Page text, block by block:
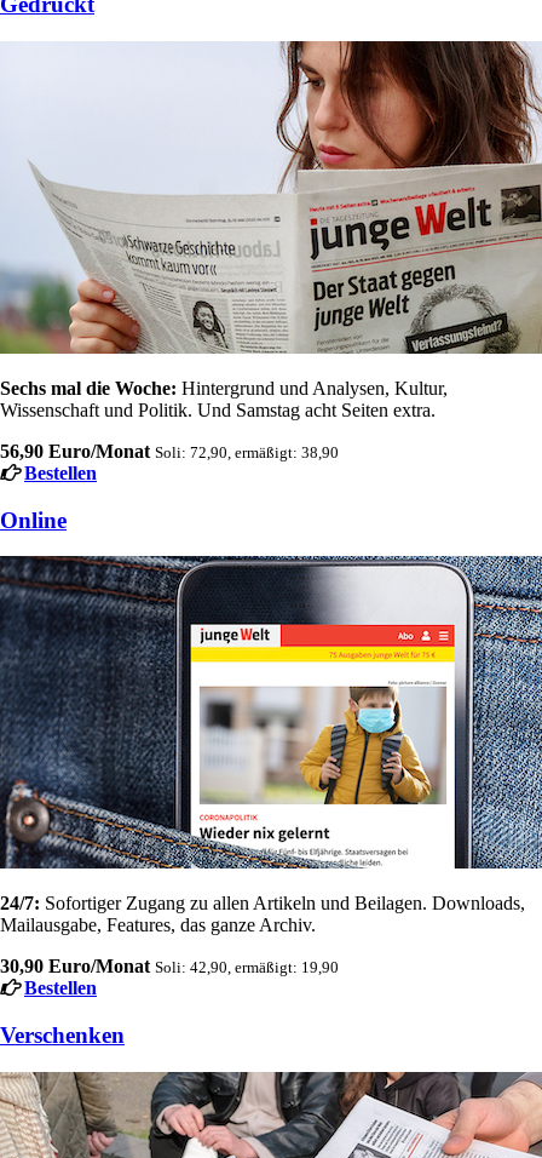
Sechs mal die Woche: Hintergrund und Analysen, Kultur,
Wissenschaft und Politik. Und Samstag acht Seiten extra.
56,90 Euro/Monat Soli: 72,90, ermäßigt: 38,90
Bestellen
Online
24/7: Sofortiger Zugang zu allen Artikeln und Beilagen. Downloads,
Mailausgabe, Features, das ganze Archiv.
30,90 Euro/Monat Soli: 42,90, ermäßigt: 19,90
Bestellen
Verschenken